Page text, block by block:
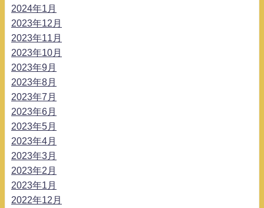
2024年1月
2023年12月
2023年11月
2023年10月
2023年9月
2023年8月
2023年7月
2023年6月
2023年5月
2023年4月
2023年3月
2023年2月
2023年1月
2022年12月